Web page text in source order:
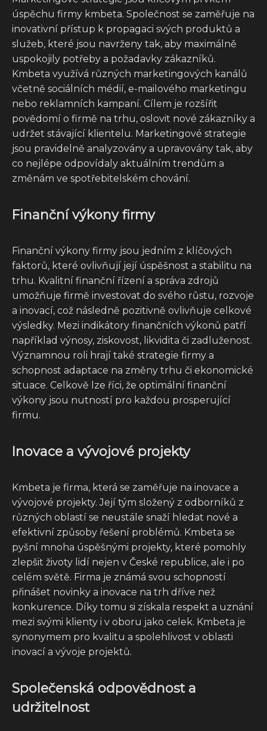
úspěchu firmy kmbeta. Společnost se zaměřuje na
inovativní přístup k propagaci svých produktů a
služeb, které jsou navrženy tak, aby maximálně
uspokojily potřeby a požadavky zákazníků.
Kmbeta využívá různých marketingových kanálů
včetně sociálních médií, e-mailového marketingu
nebo reklamních kampaní. Cílem je rozšířit
povědomí o firmě na trhu, oslovit nové zákazníky a
udržet stávající klientelu. Marketingové strategie
jsou pravidelně analyzovány a upravovány tak, aby
co nejlépe odpovídaly aktuálním trendům a
změnám ve spotřebitelském chování.
Finanční výkony firmy
Finanční výkony firmy jsou jedním z klíčových
faktorů, které ovlivňují její úspěšnost a stabilitu na
trhu. Kvalitní finanční řízení a správa zdrojů
umožňuje firmě investovat do svého růstu, rozvoje
a inovací, což následně pozitivně ovlivňuje celkové
výsledky. Mezi indikátory finančních výkonů patří
například výnosy, ziskovost, likvidita či zadluženost.
Významnou roli hrají také strategie firmy a
schopnost adaptace na změny trhu či ekonomické
situace. Celkově lze říci, že optimální finanční
výkony jsou nutností pro každou prosperující
firmu.
Inovace a vývojové projekty
Kmbeta je firma, která se zaměřuje na inovace a
vývojové projekty. Její tým složený z odborníků z
různých oblastí se neustále snaží hledat nové a
efektivní způsoby řešení problémů. Kmbeta se
pyšní mnoha úspěšnými projekty, které pomohly
zlepšit životy lidí nejen v České republice, ale i po
celém světě. Firma je známá svou schopností
přinášet novinky a inovace na trh dříve než
konkurence. Díky tomu si získala respekt a uznání
mezi svými klienty i v oboru jako celek. Kmbeta je
synonymem pro kvalitu a spolehlivost v oblasti
inovací a vývoje projektů.
Společenská odpovědnost a
udržitelnost